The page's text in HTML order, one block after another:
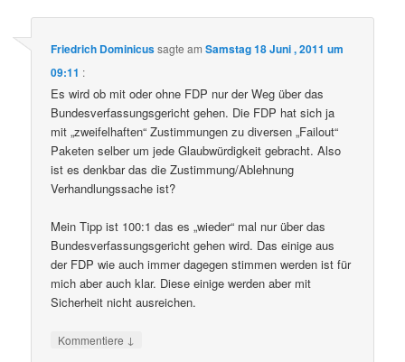
Friedrich Dominicussagte amSamstag 18 Juni , 2011 um
09:11 :
Es wird ob mit oder ohne FDP nur der Weg über das
Bundesverfassungsgericht gehen. Die FDP hat sich ja
mit „zweifelhaften“ Zustimmungen zu diversen „Failout“
Paketen selber um jede Glaubwürdigkeit gebracht. Also
ist es denkbar das die Zustimmung/Ablehnung
Verhandlungssache ist?
Mein Tipp ist 100:1 das es „wieder“ mal nur über das
Bundesverfassungsgericht gehen wird. Das einige aus
der FDP wie auch immer dagegen stimmen werden ist für
mich aber auch klar. Diese einige werden aber mit
Sicherheit nicht ausreichen.
Kommentiere ↓